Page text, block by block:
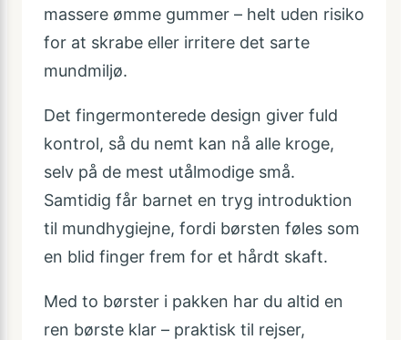
massere ømme gummer – helt uden risiko
for at skrabe eller irritere det sarte
mundmiljø.
Det fingermonterede design giver fuld
kontrol, så du nemt kan nå alle kroge,
selv på de mest utålmodige små.
Samtidig får barnet en tryg introduktion
til mundhygiejne, fordi børsten føles som
en blid finger frem for et hårdt skaft.
Med to børster i pakken har du altid en
ren børste klar – praktisk til rejser,